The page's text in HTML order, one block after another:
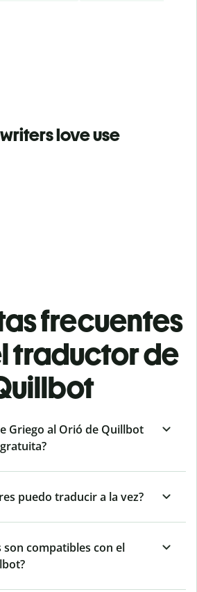
love use
frecuentes
traductor de
Griego al Orió de Quillbot
puedo traducir a la vez?
son compatibles con el